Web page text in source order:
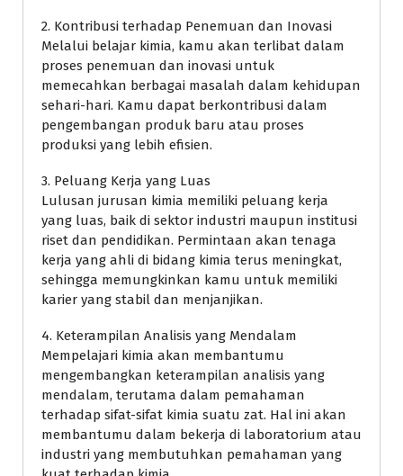
2. Kontribusi terhadap Penemuan dan Inovasi
Melalui belajar kimia, kamu akan terlibat dalam
proses penemuan dan inovasi untuk
memecahkan berbagai masalah dalam kehidupan
sehari-hari. Kamu dapat berkontribusi dalam
pengembangan produk baru atau proses
produksi yang lebih efisien.
3. Peluang Kerja yang Luas
Lulusan jurusan kimia memiliki peluang kerja
yang luas, baik di sektor industri maupun institusi
riset dan pendidikan. Permintaan akan tenaga
kerja yang ahli di bidang kimia terus meningkat,
sehingga memungkinkan kamu untuk memiliki
karier yang stabil dan menjanjikan.
4. Keterampilan Analisis yang Mendalam
Mempelajari kimia akan membantumu
mengembangkan keterampilan analisis yang
mendalam, terutama dalam pemahaman
terhadap sifat-sifat kimia suatu zat. Hal ini akan
membantumu dalam bekerja di laboratorium atau
industri yang membutuhkan pemahaman yang